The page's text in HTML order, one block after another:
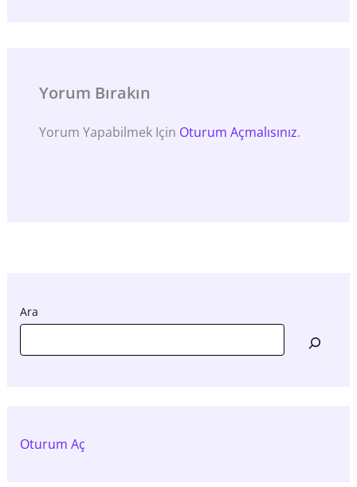
Yorum Bırakın
Yorum Yapabilmek Için Oturum Açmalısınız.
Ara
Oturum Aç